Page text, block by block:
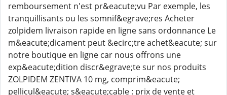
remboursement n'est pr&eacute;vu Par exemple, les
tranquillisants ou les somnif&egrave;res Acheter
zolpidem livraison rapide en ligne sans ordonnance Le
m&eacute;dicament peut &ecirc;tre achet&eacute; sur
notre boutique en ligne car nous offrons une
exp&eacute;dition discr&egrave;te sur nos produits
ZOLPIDEM ZENTIVA 10 mg, comprim&eacute;
pellicul&eacute; s&eacute;cable : prix de vente et